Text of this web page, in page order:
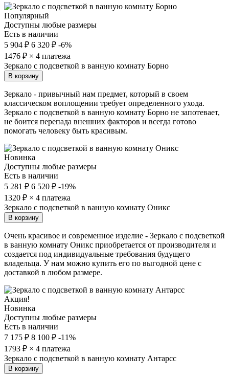
Популярный
Доступны любые размеры
Есть в наличии
5 904 ₽ 6 320 ₽ -6%
1476 ₽ × 4 платежа
Зеркало с подсветкой в ванную комнату Борно
В корзину
Зеркало - привычный нам предмет, который в своем
классическом воплощении требует определенного ухода.
Зеркало с подсветкой в ванную комнату Борно не запотевает,
не боится перепада внешних факторов и всегда готово
помогать человеку быть красивым.
Новинка
Доступны любые размеры
Есть в наличии
5 281 ₽ 6 520 ₽ -19%
1320 ₽ × 4 платежа
Зеркало с подсветкой в ванную комнату Оникc
В корзину
Очень красивое и современное изделие - Зеркало с подсветкой
в ванную комнату Оникс приобретается от производителя и
создается под индивидуальные требования будущего
владельца. У нам можно купить его по выгодной цене с
доставкой в любом размере.
Акция!
Новинка
Доступны любые размеры
Есть в наличии
7 175 ₽ 8 100 ₽ -11%
1793 ₽ × 4 платежа
Зеркало с подсветкой в ванную комнату Антарсс
В корзину